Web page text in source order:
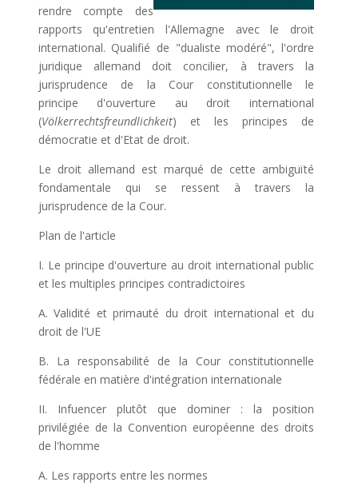
rendre compte des
rapports qu'entretien l'Allemagne avec le droit
international. Qualifié de "dualiste modéré", l'ordre
juridique allemand doit concilier, à travers la
jurisprudence de la Cour constitutionnelle le
principe d'ouverture au droit international
(Völkerrechtsfreundlichkeit) et les principes de
démocratie et d'Etat de droit.
Le droit allemand est marqué de cette ambiguïté
fondamentale qui se ressent à travers la
jurisprudence de la Cour.
Plan de l'article
I. Le principe d'ouverture au droit international public
et les multiples principes contradictoires
A. Validité et primauté du droit international et du
droit de l'UE
B. La responsabilité de la Cour constitutionnelle
fédérale en matière d'intégration internationale
II. Infuencer plutôt que dominer : la position
privilégiée de la Convention européenne des droits
de l'homme
A. Les rapports entre les normes